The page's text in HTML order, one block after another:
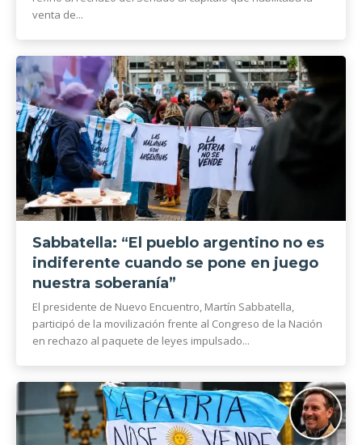
venta de...
Sabbatella: “El pueblo argentino no es
indiferente cuando se pone en juego
nuestra soberanía”
El presidente de Nuevo Encuentro, Martín Sabbatella,
participó de la movilización frente al Congreso de la Nación
en rechazo al paquete de leyes impulsado...